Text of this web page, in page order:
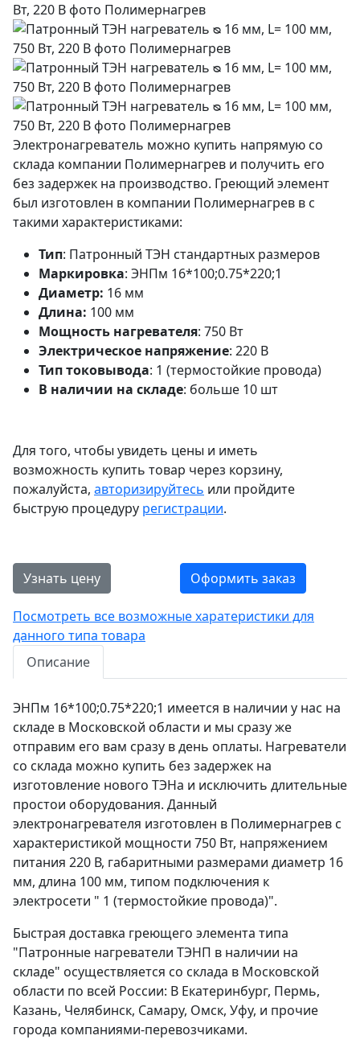
Вт, 220 В фото Полимернагрев
Электронагреватель можно купить напрямую со
склада компании Полимернагрев и получить его
без задержек на производство. Греющий элемент
был изготовлен в компании Полимернагрев в с
такими характеристиками:
Тип: Патронный ТЭН стандартных размеров
Маркировка: ЭНПм 16*100;0.75*220;1
Диаметр: 16 мм
Длина: 100 мм
Мощность нагревателя: 750 Вт
Электрическое напряжение: 220 В
Тип токовывода: 1 (термостойкие провода)
В наличии на складе: больше 10 шт
Для того, чтобы увидеть цены и иметь
возможность купить товар через корзину,
пожалуйста, авторизируйтесь или пройдите
быструю процедуру регистрации.
Узнать цену Оформить заказ
Посмотреть все возможные харатеристики для
данного типа товара
Описание
ЭНПм 16*100;0.75*220;1 имеется в наличии у нас на
складе в Московской области и мы сразу же
отправим его вам сразу в день оплаты. Нагреватели
со склада можно купить без задержек на
изготовление нового ТЭНа и исключить длительные
простои оборудования. Данный
электронагревателя изготовлен в Полимернагрев с
характеристикой мощности 750 Вт, напряжением
питания 220 В, габаритными размерами диаметр 16
мм, длина 100 мм, типом подключения к
электросети " 1 (термостойкие провода)".
Быстрая доставка греющего элемента типа
"Патронные нагреватели ТЭНП в наличии на
складе" осуществляется со склада в Московской
области по всей России: В Екатеринбург, Пермь,
Казань, Челябинск, Самару, Омск, Уфу, и прочие
города компаниями-перевозчиками.